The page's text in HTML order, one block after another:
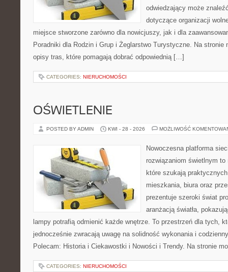
odwiedzający może
dotyczące organizacji
miejsce stworzone zarówno dla nowicjuszy, jak i dla
Poradniki dla Rodzin i Grup i Żeglarstwo Turystyczne. Na stronie
opisy tras, które pomagają dobrać odpowiednią […]
CATEGORIES: NIERUCHOMOŚCI
OŚWIETLENIE
POSTED BY ADMIN KWI - 28 - 2026 MOŻLIWOŚĆ
Nowoczesna platforma
rozwiązaniom świetlnym
które szukają
mieszkania, biura oraz
prezentuje szeroki świat
aranżacją światła,
lampy potrafią odmienić każde wnętrze. To przestrzeń dla tych,
jednocześnie zwracają uwagę na solidność wykonania i
Polecam: Historia i Ciekawostki i Nowości i Trendy. Na stronie
CATEGORIES: NIERUCHOMOŚCI